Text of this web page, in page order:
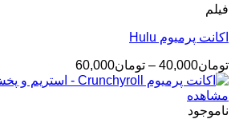
فیلم
اکانت پرمیوم Hulu
تومان40,000
– تومان60,000محدوده
قیمت:
مشاهده
ناموجود